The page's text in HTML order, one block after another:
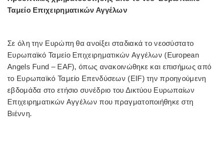
Ταμείο Επιχειρηματικών Αγγέλων
Σε όλη την Ευρώπη θα ανοίξει σταδιακά το νεοσύστατο
Ευρωπαϊκό Ταμείο Επιχειρηματικών Αγγέλων (European
Angels Fund – EAF), όπως ανακοινώθηκε και επισήμως από
το Ευρωπαϊκό Ταμείο Επενδύσεων (EIF) την προηγούμενη
εβδομάδα στο ετήσιο συνέδριο του Δικτύου Ευρωπαίων
Επιχειρηματικών Αγγέλων που πραγματοποιήθηκε στη
Βιέννη.